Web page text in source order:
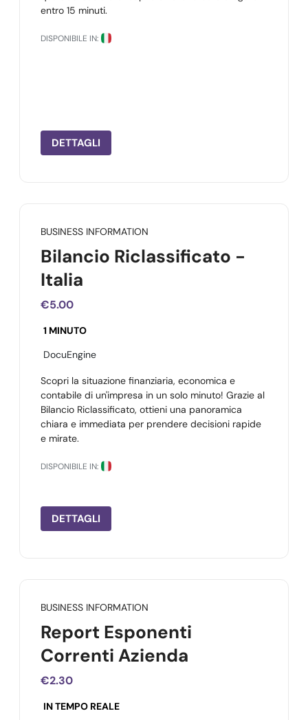
entro 15 minuti.
DISPONIBILE IN:
DETTAGLI
BUSINESS INFORMATION
Bilancio Riclassificato -
Italia
€5.00
1 MINUTO
DocuEngine
Scopri la situazione finanziaria, economica e
contabile di un'impresa in un solo minuto! Grazie al
Bilancio Riclassificato, ottieni una panoramica
chiara e immediata per prendere decisioni rapide
e mirate.
DISPONIBILE IN:
DETTAGLI
BUSINESS INFORMATION
Report Esponenti
Correnti Azienda
€2.30
IN TEMPO REALE